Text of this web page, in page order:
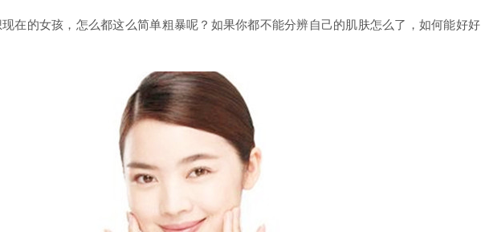
在的女孩，怎么都这么简单粗暴呢？如果你都不能分辨自己的肌肤怎么了，如何能好好